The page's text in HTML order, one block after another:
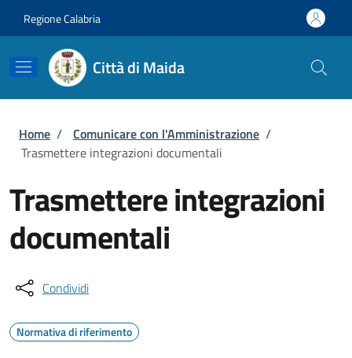
Regione Calabria
Città di Maida
Briciole di pane
Home / Comunicare con l'Amministrazione /
Trasmettere integrazioni documentali
Trasmettere integrazioni
documentali
Condividi
Normativa di riferimento